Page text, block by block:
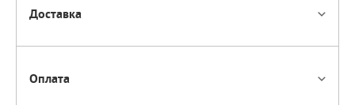
Доставка
Оплата